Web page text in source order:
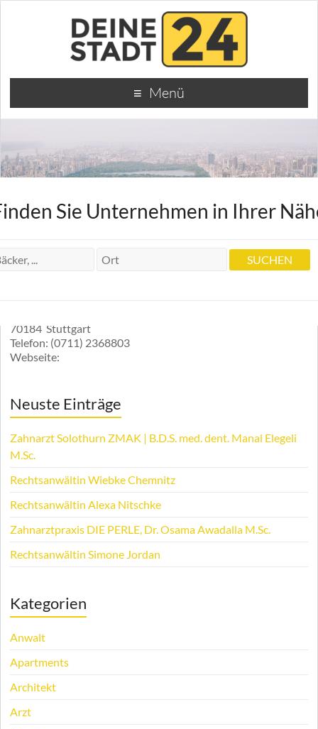
Menü
Sie Unternehmen in Ihrer
70184 Stuttgart
Telefon: (0711) 2368803
Webseite:
Neuste Einträge
Zahnarzt Solothurn ZMAK | B.D.S. med. dent. Manal Elegeli
M.Sc.
Rechtsanwältin Wiebke Chemnitz
Rechtsanwältin Alexa Nitschke
Zahnarztpraxis DIE PERLE, Dr. Osama Awadalla M.Sc.
Rechtsanwältin Simone Jordan
Kategorien
Anwalt
Apartments
Architekt
Arzt